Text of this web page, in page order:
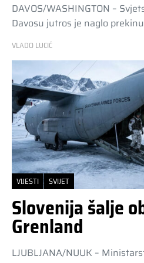
DAVOS/WASHINGTON –
Davosu jutros je naglo
VLADO LUCIĆ
VIJESTI SVIJET
Slovenija šalje
Grenland
LJUBLJANA/NUUK –